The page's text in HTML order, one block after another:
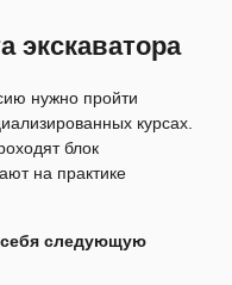
экскаватора
нужно пройти
курсах.
блок
на практике
себя следующую